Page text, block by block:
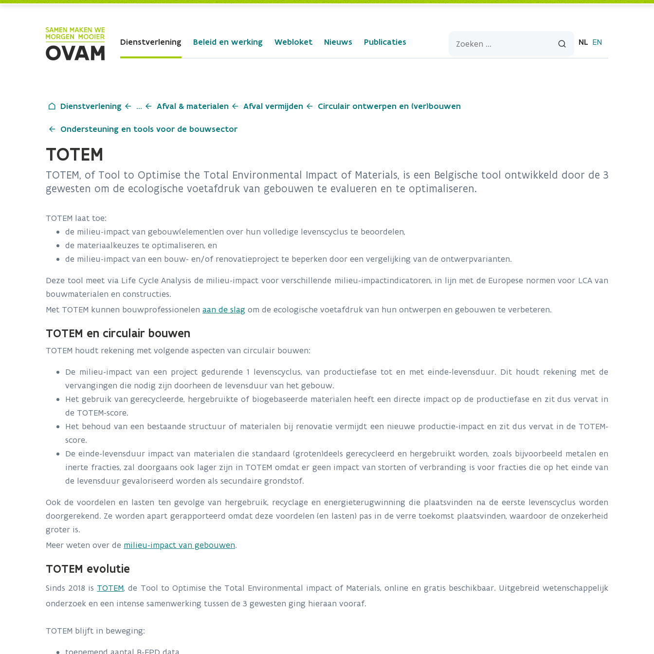
Dienstverlening Beleid en werking Webloket Nieuws Publicaties NL EN
Dienstverlening ... Afval & materialen Afval vermijden Circulair ontwerpen en (ver)bouwen
Ondersteuning en tools voor de bouwsector
TOTEM
TOTEM, of Tool to Optimise the Total Environmental Impact of Materials, is een Belgische tool ontwikkeld door de 3
gewesten om de ecologische voetafdruk van gebouwen te evalueren en te optimaliseren.
TOTEM laat toe:
de milieu-impact van gebouw(element)en over hun volledige levenscyclus te beoordelen,
de materiaalkeuzes te optimaliseren, en
de milieu-impact van een bouw- en/of renovatieproject te beperken door een vergelijking van de ontwerpvarianten.
Deze tool meet via Life Cycle Analysis de milieu-impact voor verschillende milieu-impactindicatoren, in lijn met de Europese normen voor LCA van
bouwmaterialen en constructies.
Met TOTEM kunnen bouwprofessionelen aan de slag om de ecologische voetafdruk van hun ontwerpen en gebouwen te verbeteren.
TOTEM en circulair bouwen
TOTEM houdt rekening met volgende aspecten van circulair bouwen:
De milieu-impact van een project gedurende 1 levenscyclus, van productiefase tot en met einde-levensduur. Dit houdt rekening met de
vervangingen die nodig zijn doorheen de levensduur van het gebouw.
Het gebruik van gerecycleerde, hergebruikte of biogebaseerde materialen heeft een directe impact op de productiefase en zit dus vervat in
de TOTEM-score.
Het behoud van een bestaande structuur of materialen bij renovatie vermijdt een nieuwe productie-impact en zit dus vervat in de TOTEM-
score.
De einde-levensduur impact van materialen die standaard (groten)deels gerecycleerd en hergebruikt worden, zoals bijvoorbeeld metalen en
inerte fracties, zal doorgaans ook lager zijn in TOTEM omdat er geen impact van storten of verbranding is voor fracties die op het einde van
de levensduur gevaloriseerd worden als secundaire grondstof.
Ook de voordelen en lasten ten gevolge van hergebruik, recyclage en energieterugwinning die plaatsvinden na de eerste levenscyclus worden
doorgerekend. Ze worden apart gerapporteerd omdat deze voordelen (en lasten) pas in de verre toekomst plaatsvinden, waardoor de onzekerheid
groter is.
Meer weten over de milieu-impact van gebouwen.
TOTEM evolutie
Sinds 2018 is TOTEM, de Tool to Optimise the Total Environmental impact of Materials, online en gratis beschikbaar. Uitgebreid wetenschappelijk
onderzoek en een intense samenwerking tussen de 3 gewesten ging hieraan vooraf.
TOTEM blijft in beweging: